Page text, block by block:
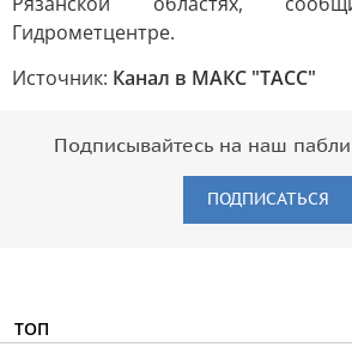
Гидрометцентре.
Источник: Канал в МАКС "ТАСС"
Подписывайтесь на наш
ПОДПИСАТЬСЯ
ТОП